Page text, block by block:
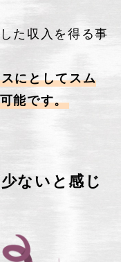
た収入を得る事
にとしてスム
能です。
ないと感じ